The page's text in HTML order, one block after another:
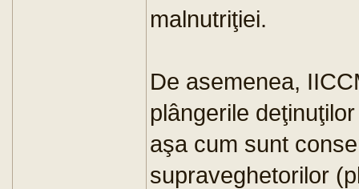
malnutriţiei.
De asemenea,
plângerile
aşa cum sunt
supraveghetorilor